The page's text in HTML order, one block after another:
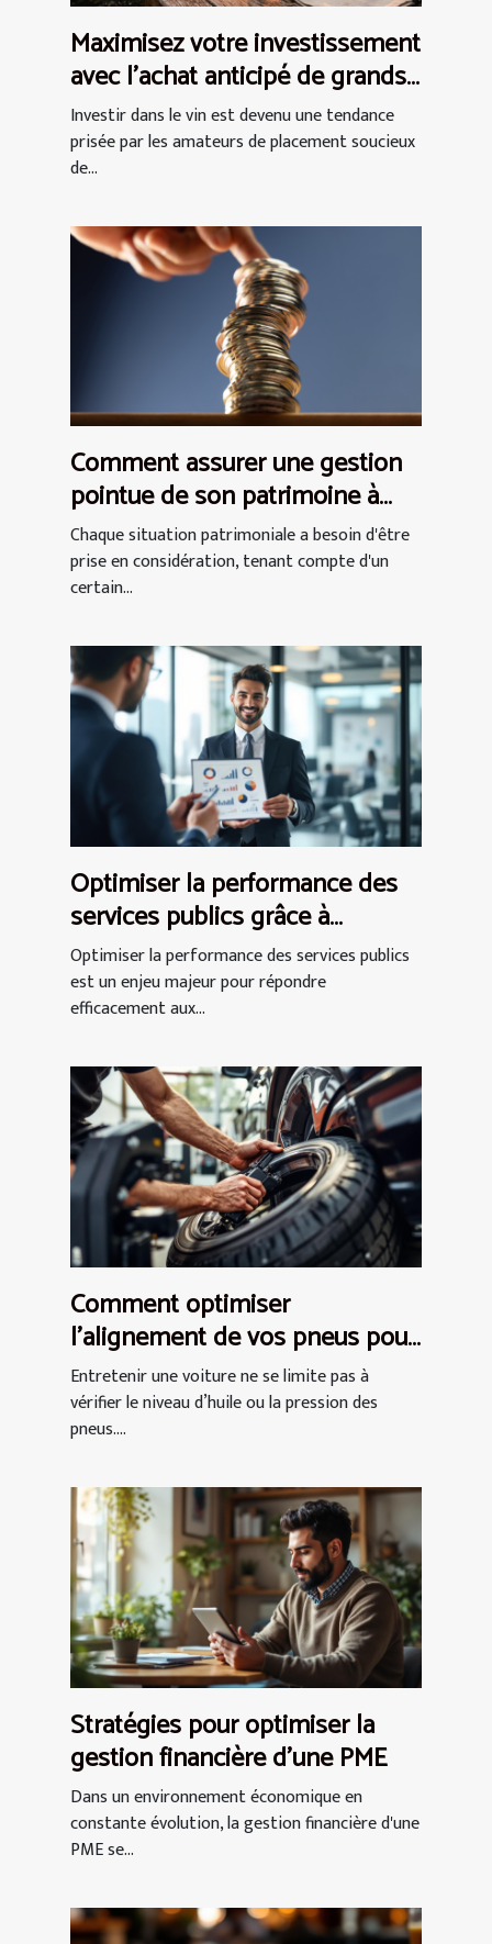
Maximisez votre investissement
avec l'achat anticipé de grands
crus
Investir dans le vin est devenu une tendance
prisée par les amateurs de placement soucieux
de...
Comment assurer une gestion
pointue de son patrimoine à
Paris ?
Chaque situation patrimoniale a besoin d'être
prise en considération, tenant compte d'un
certain...
Optimiser la performance des
services publics grâce à
l'expertise en conseil
Optimiser la performance des services publics
est un enjeu majeur pour répondre
efficacement aux...
Comment optimiser
l'alignement de vos pneus pour
économiser du carburant ?
Entretenir une voiture ne se limite pas à
vérifier le niveau d’huile ou la pression des
pneus....
Stratégies pour optimiser la
gestion financière d'une PME
Dans un environnement économique en
constante évolution, la gestion financière d'une
PME se...